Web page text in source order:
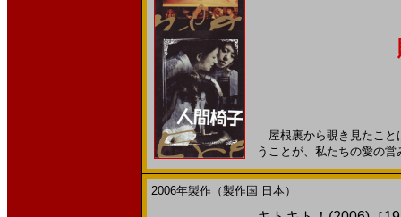
屋根裏から覗き見たこと
うことが、私たちの愛の
2006年製作（製作国 日本）